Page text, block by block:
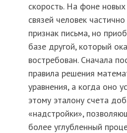
скорость. На фоне
связей человек
признак письма, но
базе другой, который
востребован. Сначала
правила решения
уравнения, а когда оно
этому эталону счета
«надстройки»,
более углубленный